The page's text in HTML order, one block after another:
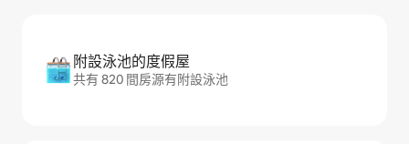
附設泳池的度假屋
共有 820 間房源有附設泳池